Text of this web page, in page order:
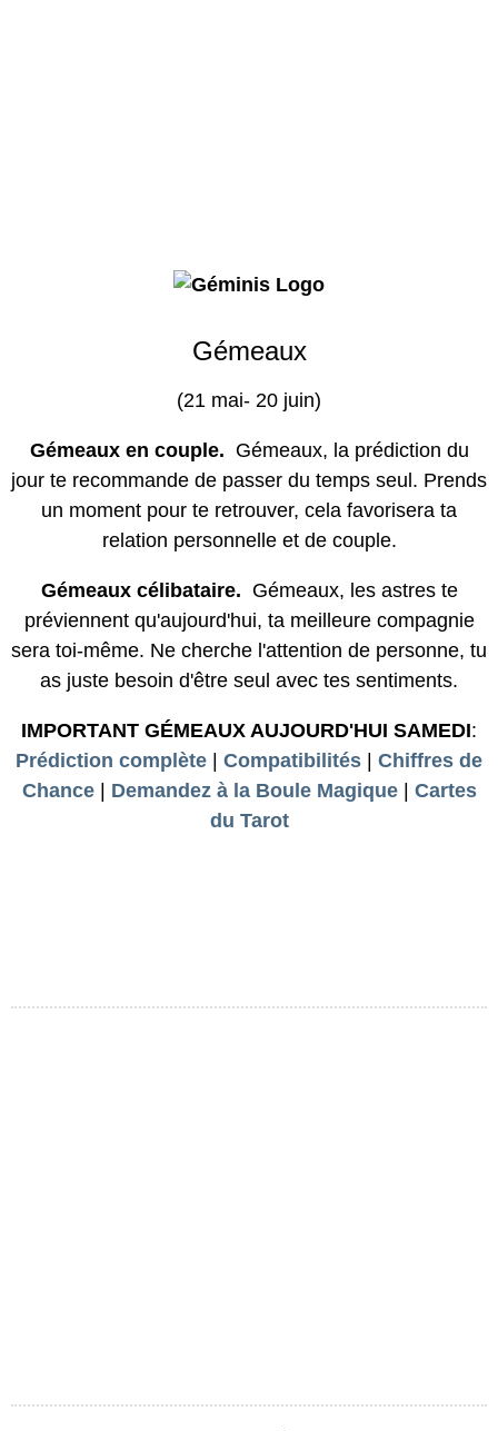
Gémeaux
(21 mai- 20 juin)
Gémeaux en couple. Gémeaux, la prédiction du
jour te recommande de passer du temps seul. Prends
un moment pour te retrouver, cela favorisera ta
relation personnelle et de couple.
Gémeaux célibataire. Gémeaux, les astres te
préviennent qu'aujourd'hui, ta meilleure compagnie
sera toi-même. Ne cherche l'attention de personne, tu
as juste besoin d'être seul avec tes sentiments.
IMPORTANT GÉMEAUX AUJOURD'HUI SAMEDI:
Prédiction complète | Compatibilités | Chiffres de
Chance| Demandez à la Boule Magique| Cartes
du Tarot